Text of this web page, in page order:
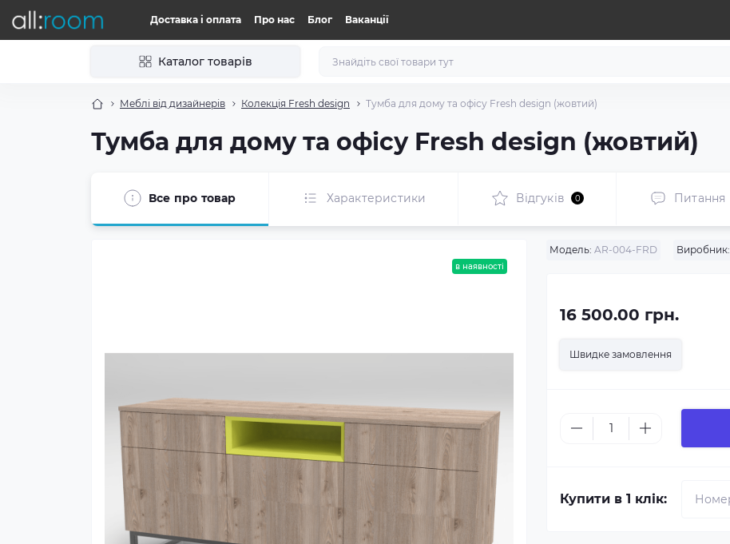
Доставка і оплата Про нас Блог Ваканції
Каталог товарів
Меблі від дизайнерів Колекція Fresh design Тумба для дому та офісу Fresh design (жовтий)
Тумба для дому та офісу Fresh design (жовтий)
Все про товар Характеристики Відгуків 0 Питання
в наявності
Модель: AR-004-FRD Виробник:
16 500.00 грн.
Швидке замовлення
Купити в 1 клік: